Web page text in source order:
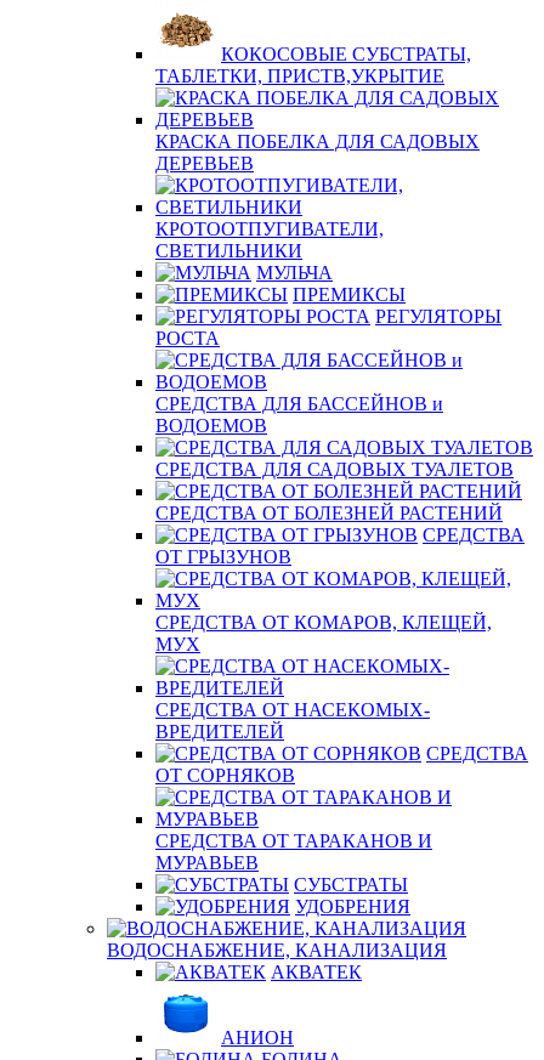
КОКОСОВЫЕ СУБСТРАТЫ,
ТАБЛЕТКИ, ПРИСТВ,УКРЫТИЕ
КРАСКА ПОБЕЛКА ДЛЯ САДОВЫХ
ДЕРЕВЬЕВ
КРОТООТПУГИВАТЕЛИ,
СВЕТИЛЬНИКИ
МУЛЬЧА
ПРЕМИКСЫ
РЕГУЛЯТОРЫ
РОСТА
СРЕДСТВА ДЛЯ БАССЕЙНОВ и
ВОДОЕМОВ
СРЕДСТВА ДЛЯ САДОВЫХ ТУАЛЕТОВ
СРЕДСТВА ОТ БОЛЕЗНЕЙ РАСТЕНИЙ
СРЕДСТВА
ОТ ГРЫЗУНОВ
СРЕДСТВА ОТ КОМАРОВ, КЛЕЩЕЙ,
МУХ
СРЕДСТВА ОТ НАСЕКОМЫХ-
ВРЕДИТЕЛЕЙ
СРЕДСТВА
ОТ СОРНЯКОВ
СРЕДСТВА ОТ ТАРАКАНОВ И
МУРАВЬЕВ
СУБСТРАТЫ
УДОБРЕНИЯ
ВОДОСНАБЖЕНИЕ, КАНАЛИЗАЦИЯ
АКВАТЕК
АНИОН